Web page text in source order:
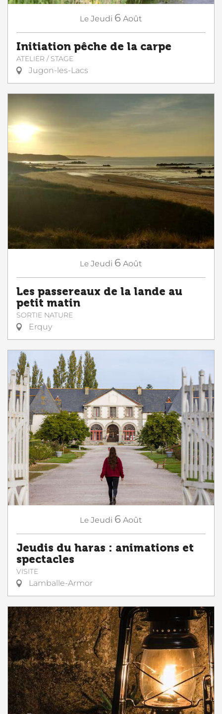
Le Jeudi 6 Août
Initiation pêche de la carpe
ATELIER / STAGE
Jugon-les-Lacs
Le Jeudi 6 Août
Les passereaux de la lande au
petit matin
SORTIE NATURE
Erquy
Le Jeudi 6 Août
Jeudis du haras : animations et
spectacles
VISITE
Lamballe-Armor